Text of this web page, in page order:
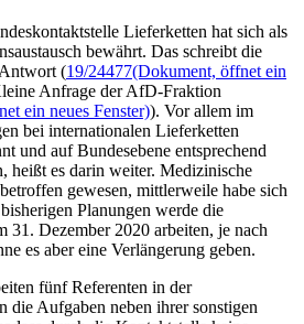
Lieferketten hat sich als
bewährt. Das schreibt die
(19/24477(Dokument, öffnet ein
Anfrage der AfD-Fraktion
ein neues Fenster)). Vor allem im
bei internationalen Lieferketten
und auf Bundesebene entsprechend
heißt es darin weiter. Medizinische
gewesen, mittlerweile habe sich
Planungen werde die
31. Dezember 2020 arbeiten, je nach
es aber eine Verlängerung geben.
fünf Referenten in der
die Aufgaben neben ihrer sonstigen